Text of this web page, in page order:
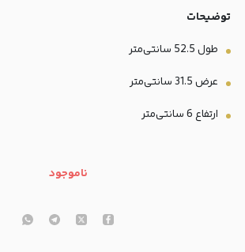
توضیحات
طول 52.5 سانتی‌متر
عرض 31.5 سانتی‌متر
ارتفاع 6 سانتی‌متر
ناموجود